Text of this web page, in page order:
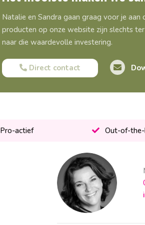
Natalie en Sandra gaan graag voor je
producten op onze website zijn slechts
naar die waardevolle investering.
Direct contact
Pro-actief Out-of-